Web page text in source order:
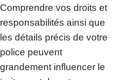
Comprendre vos droits et
responsabilités ainsi que
les détails précis de votre
police peuvent
grandement influencer le